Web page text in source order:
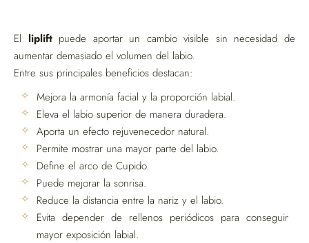
El lipliftpuede aportar un cambio visible sin necesidad de
aumentar demasiado el volumen del labio.
Entre sus principales beneficios destacan:
Mejora la armonía facial y la proporción labial.
Eleva el labio superior de manera duradera.
Aporta un efecto rejuvenecedor natural.
Permite mostrar una mayor parte del labio.
Define el arco de Cupido.
Puede mejorar la sonrisa.
Reduce la distancia entre la nariz y el labio.
Evita depender de rellenos periódicos para conseguir
mayor exposición labial.